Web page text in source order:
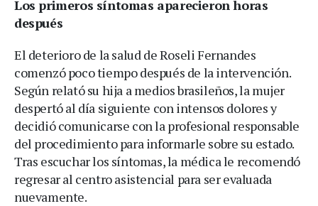
Los primeros síntomas aparecieron horas
después
El deterioro de la salud de Roseli Fernandes
comenzó poco tiempo después de la intervención.
Según relató su hija a medios brasileños, la mujer
despertó al día siguiente con intensos dolores y
decidió comunicarse con la profesional responsable
del procedimiento para informarle sobre su estado.
Tras escuchar los síntomas, la médica le recomendó
regresar al centro asistencial para ser evaluada
nuevamente.